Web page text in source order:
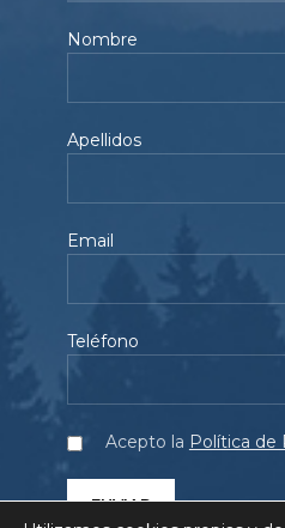
Nombre
Apellidos
Email
Teléfono
Acepto la Política de